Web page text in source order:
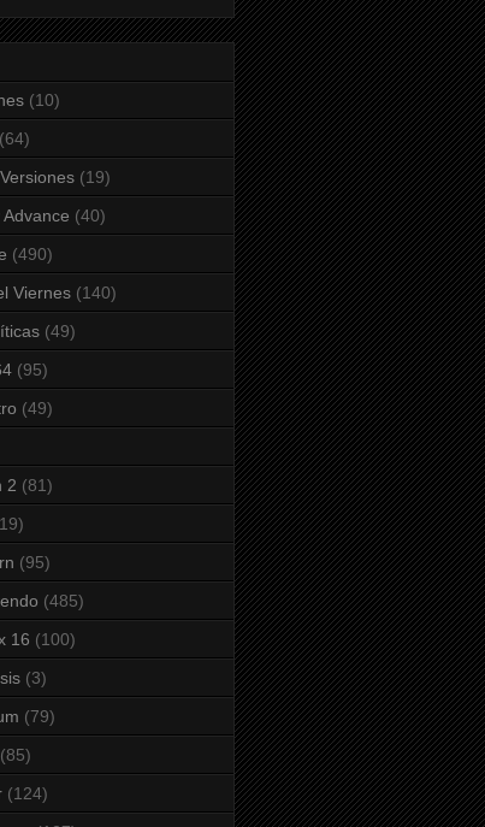
(10)
(64)
(19)
(40)
(490)
Viernes (140)
(49)
(95)
(49)
2 (81)
(95)
(485)
16 (100)
(3)
(79)
(85)
(124)